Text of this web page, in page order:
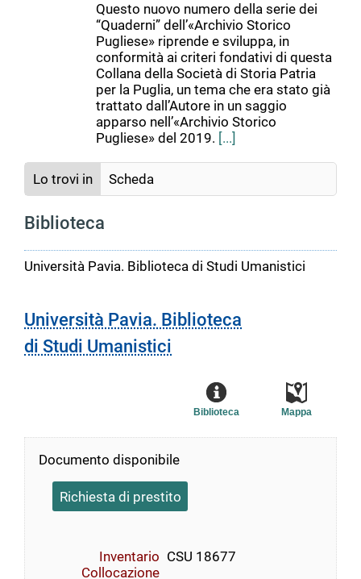
Questo nuovo numero della serie dei
“Quaderni” dell’«Archivio Storico
Pugliese» riprende e sviluppa, in
conformità ai criteri fondativi di questa
Collana della Società di Storia Patria
per la Puglia, un tema che era stato già
trattato dall’Autore in un saggio
apparso nell’«Archivio Storico
Pugliese» del 2019. [...]
Lo trovi in Scheda
Biblioteca
Università Pavia. Biblioteca di Studi Umanistici
Università Pavia. Biblioteca
di Studi Umanistici
Mappa
Biblioteca
Documento disponibile
Richiesta di prestito
Inventario CSU 18677
Collocazione